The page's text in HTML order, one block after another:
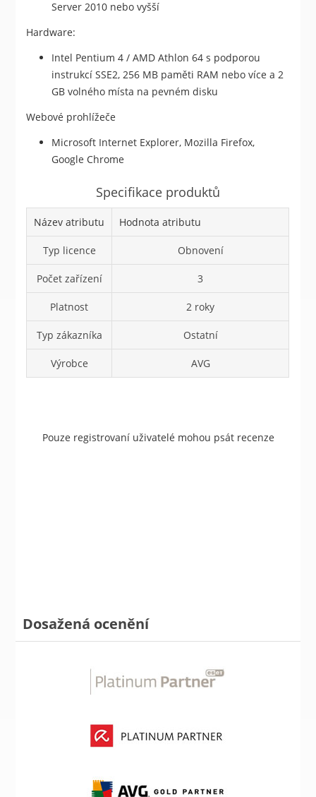
Server 2010 nebo vyšší
Hardware:
Intel Pentium 4 / AMD Athlon 64 s podporou
instrukcí SSE2, 256 MB paměti RAM nebo více a 2
GB volného místa na pevném disku
Webové prohlížeče
Microsoft Internet Explorer, Mozilla Firefox,
Google Chrome
Specifikace produktů
Název atributu Hodnota atributu
Typ licence Obnovení
Počet zařízení 3
Platnost 2 roky
Typ zákazníka Ostatní
Výrobce AVG
Pouze registrovaní uživatelé mohou psát recenze
Dosažená ocenění